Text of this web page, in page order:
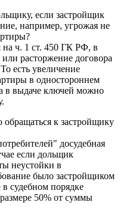
если застройщик
например, угрожая не
на ч. 1 ст. 450 ГК РФ, в
расторжение договора
есть увеличение
в одностороннем
в выдаче ключей можно
к застройщику
досудебная
если дольщик
неустойки в
было застройщиком
судебном порядке
50% от суммы